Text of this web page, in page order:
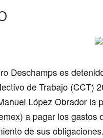
Deschampses
de Trabajo (CCT)
López Obrador la
) a pagar losgastos
de sus obligaciones.